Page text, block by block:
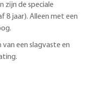
zijn de speciale
8 jaar). Alleen met een
een slagvaste en